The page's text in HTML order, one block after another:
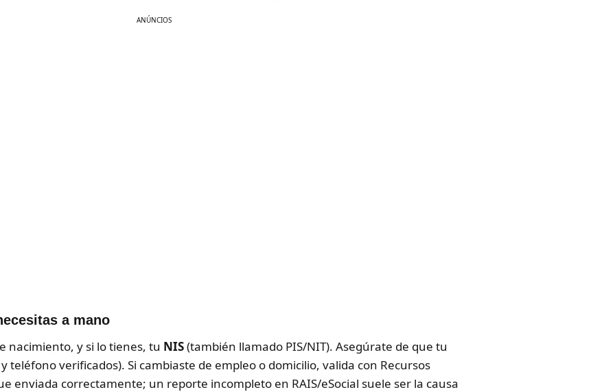
ANÚNCIOS
a mano
nacimiento, y si lo tienes, tu NIS(también llamado PIS/NIT). Asegúrate de que tu
teléfono verificados). Si cambiaste de empleo o domicilio, valida con Recursos
enviada correctamente; un reporte incompleto en RAIS/eSocial suele ser la causa